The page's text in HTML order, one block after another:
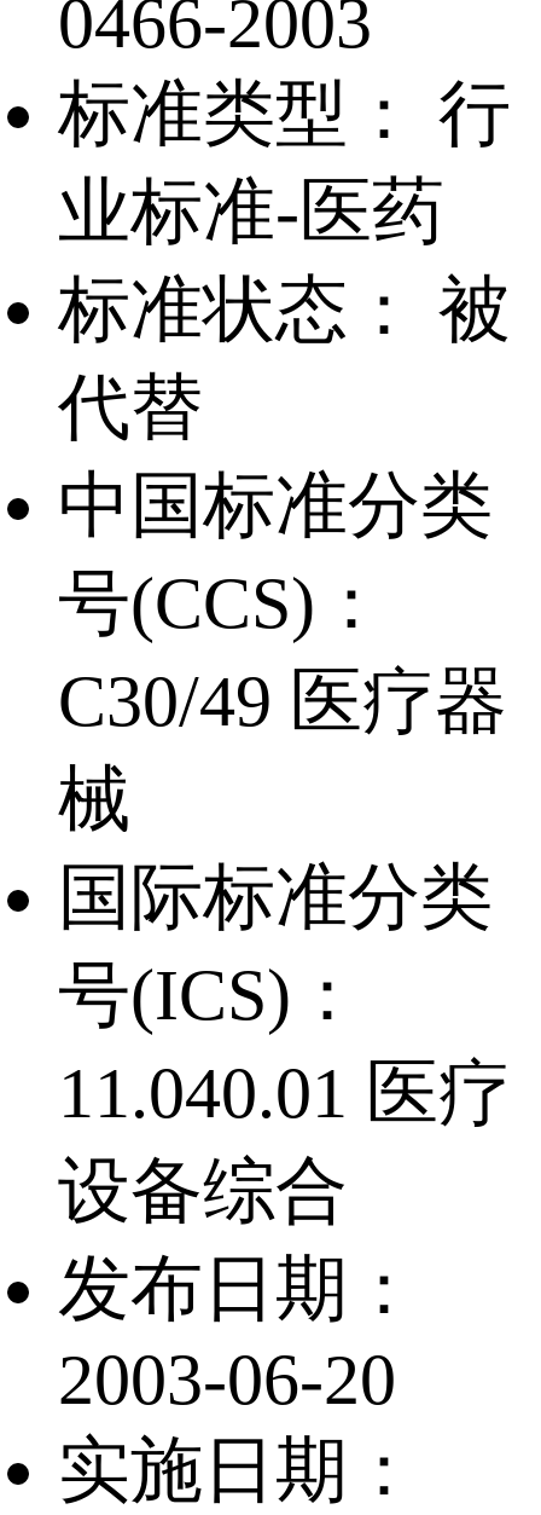
0466-2003
标准类型：
行
业标准-医药
标准状态：
被
代替
中国标准分类
号(CCS)：
C30/49 医疗器
械
国际标准分类
号(ICS)：
11.040.01 医疗
设备综合
发布日期：
2003-06-20
实施日期：